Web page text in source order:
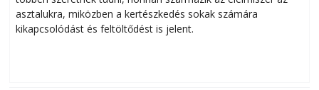
asztalukra, miközben a kertészkedés sokak számára
kikapcsolódást és feltöltődést is jelent.